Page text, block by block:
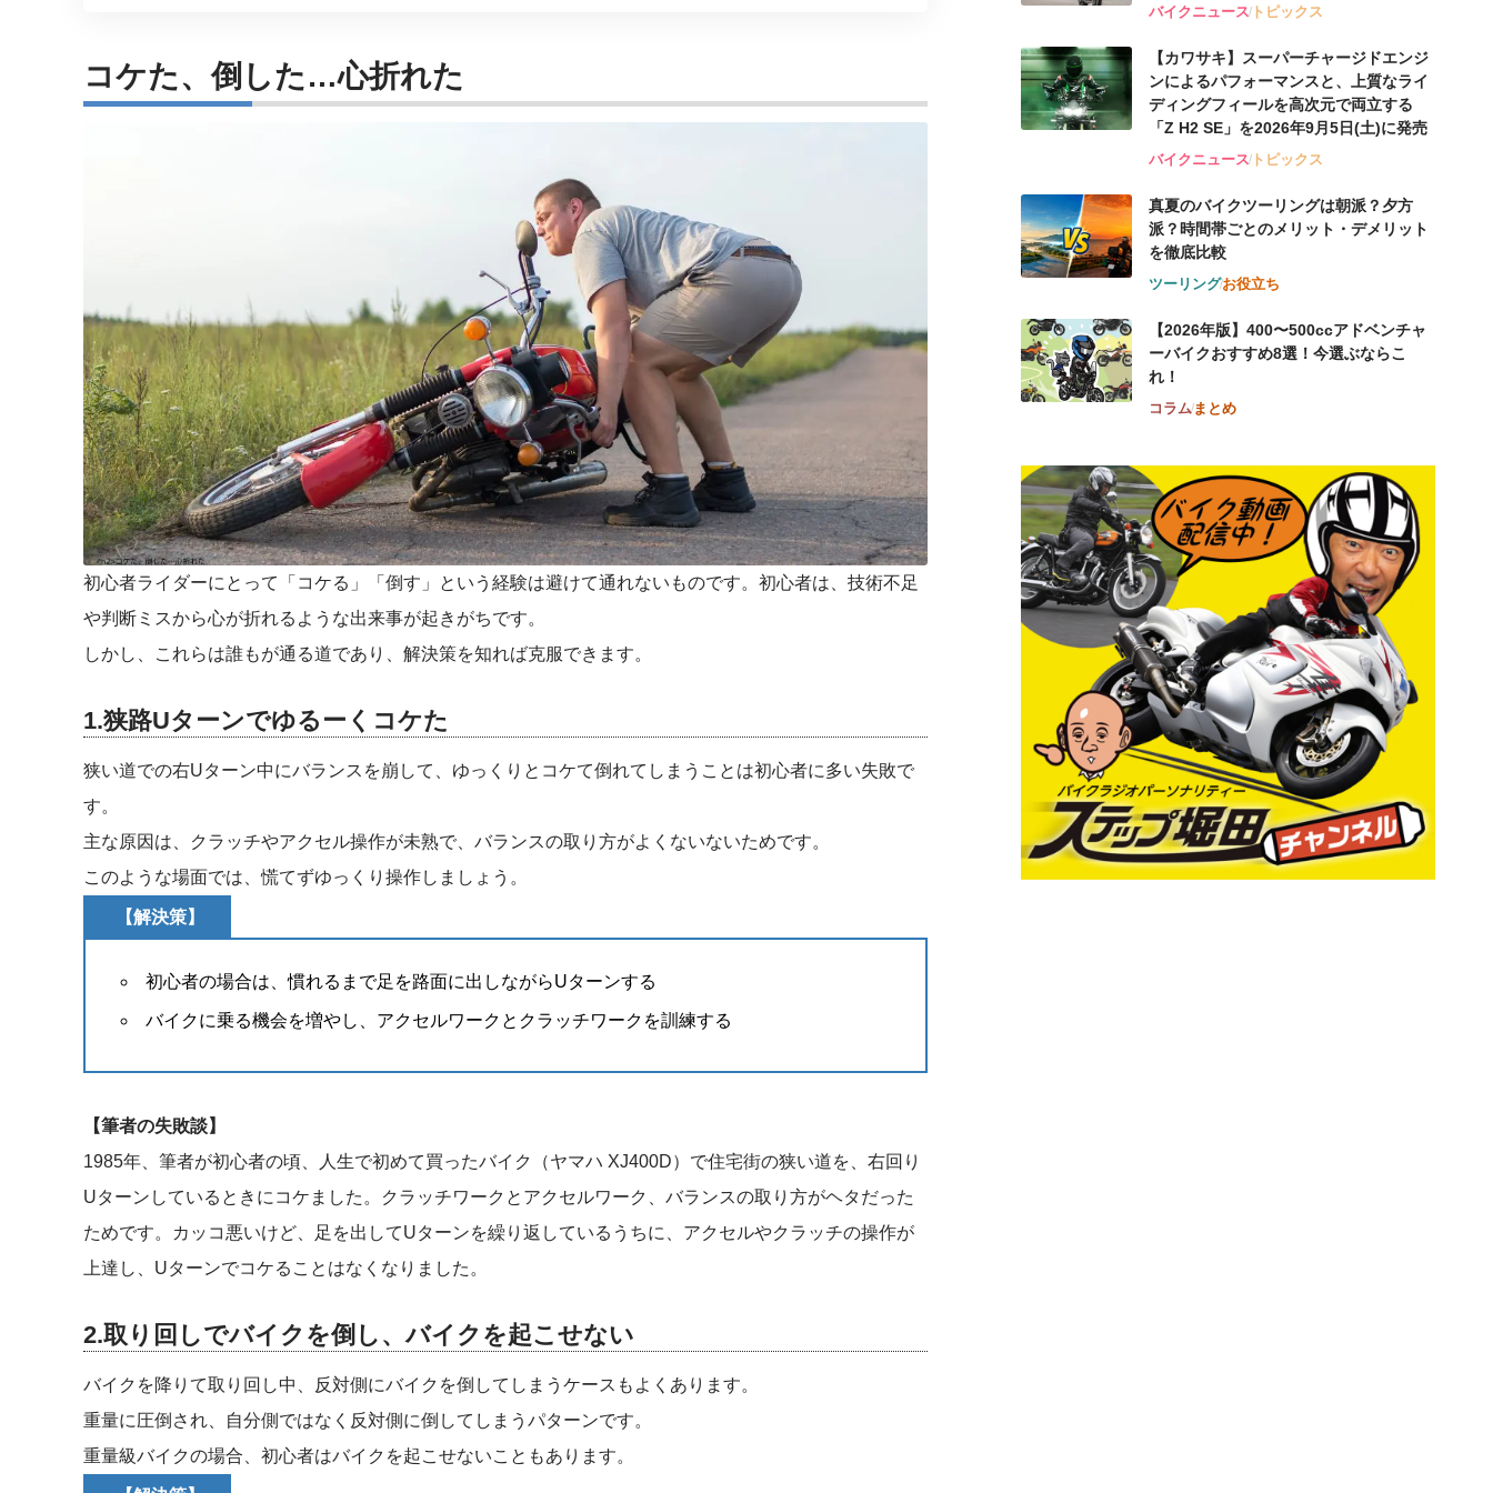
コケた、倒した…心折れた
初心者ライダーにとって「コケる」「倒す」という経験は避けて通れないものです。初心者は、技術不足
や判断ミスから心が折れるような出来事が起きがちです。
しかし、これらは誰もが通る道であり、解決策を知れば克服できます。
1.狭路Uターンでゆるーくコケた
狭い道での右Uターン中にバランスを崩して、ゆっくりとコケて倒れてしまうことは初心者に多い失敗で
す。
主な原因は、クラッチやアクセル操作が未熟で、バランスの取り方がよくないないためです。
このような場面では、慌てずゆっくり操作しましょう。
【解決策】
初心者の場合は、慣れるまで足を路面に出しながらUターンする
バイクに乗る機会を増やし、アクセルワークとクラッチワークを訓練する
【筆者の失敗談】
1985年、筆者が初心者の頃、人生で初めて買ったバイク（ヤマハ XJ400D）で住宅街の狭い道を、右回り
Uターンしているときにコケました。クラッチワークとアクセルワーク、バランスの取り方がヘタだった
ためです。カッコ悪いけど、足を出してUターンを繰り返しているうちに、アクセルやクラッチの操作が
上達し、Uターンでコケることはなくなりました。
2.取り回しでバイクを倒し、バイクを起こせない
バイクを降りて取り回し中、反対側にバイクを倒してしまうケースもよくあります。
重量に圧倒され、自分側ではなく反対側に倒してしまうパターンです。
重量級バイクの場合、初心者はバイクを起こせないこともあります。
バイクニューストピックス
【カワサキ】スーパーチャージドエンジ
ンによるパフォーマンスと、上質なライ
ディングフィールを高次元で両立する
「Z H2 SE」を2026年9月5日(土)に発売
バイクニューストピックス
真夏のバイクツーリングは朝派？夕方
派？時間帯ごとのメリット・デメリット
を徹底比較
ツーリングお役立ち
【2026年版】400〜500ccアドベンチャ
ーバイクおすすめ8選！今選ぶならこ
れ！
コラムまとめ